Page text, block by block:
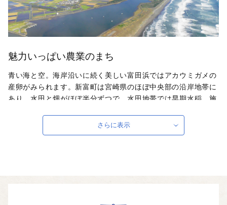
魅力いっぱい農業のまち
青い海と空。海岸沿いに続く美しい富田浜ではアカウミガメの
産卵がみられます。新富町は宮崎県のほぼ中央部の沿岸地帯に
あり、水田と畑がほぼ半分ずつで、水田地帯では早期水稲、施
イチなどが栽培されています。畑地帯ではメロン、茶が栽培さ
れ、豚、養鶏、肉牛、酪農などの畜産、うなぎの養殖も盛んで
さらに表示